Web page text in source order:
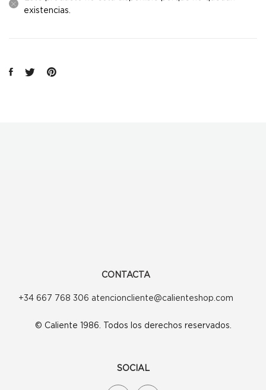
existencias.
CONTACTA
+34 667 768 306 atencioncliente@calienteshop.com
© Caliente 1986. Todos los derechos reservados.
SOCIAL